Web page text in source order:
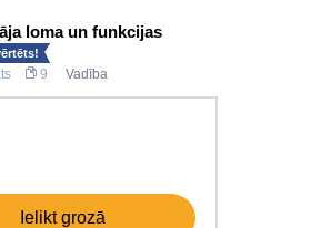
loma un funkcijas
9 Vadība
Ielikt grozā